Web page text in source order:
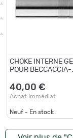
CHOKE INTERNE
POUR BECCACCIA-
Longueur 70 mm -
40,00 €
Achat Immédiat
Neuf - En stock